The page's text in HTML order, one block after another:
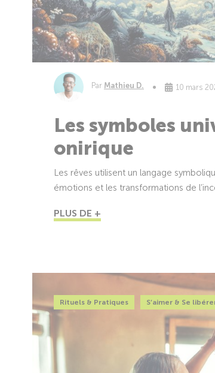
Par Mathieu D. 10 mars
Les symboles
onirique
Les rêves utilisent un langage
émotions et les transformations de
PLUS DE +
Rituels & Pratiques S’aimer & Se